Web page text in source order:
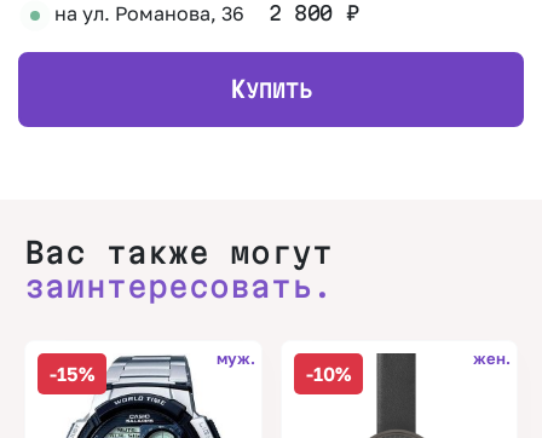
на ул. Романова, 36 2 800 ₽
КУПИТЬ
Вас также могут
заинтересовать.
-15%
муж.
-10%
жен.